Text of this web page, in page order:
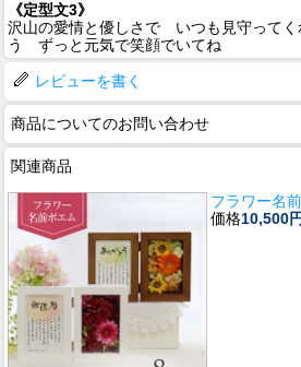
《定型文3》
沢山の愛情と優しさで いつも見守って
う ずっと元気で笑顔でいてね
レビューを書く
商品についてのお問い合わせ
関連商品
フラワー名
価格10,500円